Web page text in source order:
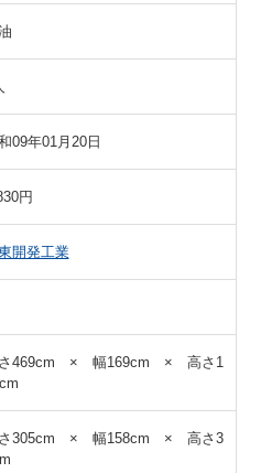
09年01月20日
円
開発工業
469cm × 幅169cm × 高さ1
305cm × 幅158cm × 高さ3